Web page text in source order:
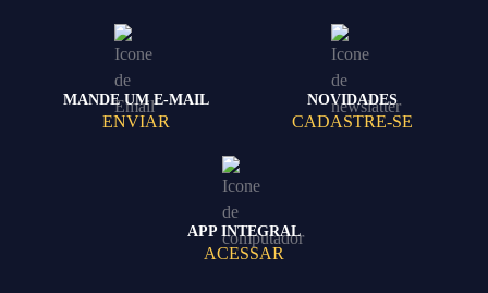
MANDE UM E-MAIL
ENVIAR
NOVIDADES
CADASTRE-SE
APP INTEGRAL
ACESSAR